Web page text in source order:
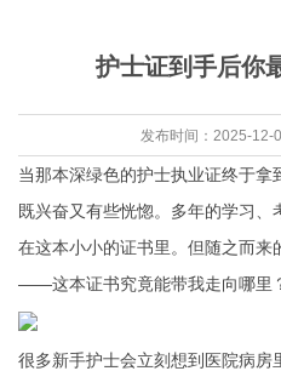
护士证到手后你
发布时间：2025-
当那本深绿色的护士执业证终于拿
既兴奋又有些恍惚。多年的学习
在这本小小的证书里。但随之而来
——这本证书究竟能带我走向哪里
很多新手护士会立刻想到医院病房